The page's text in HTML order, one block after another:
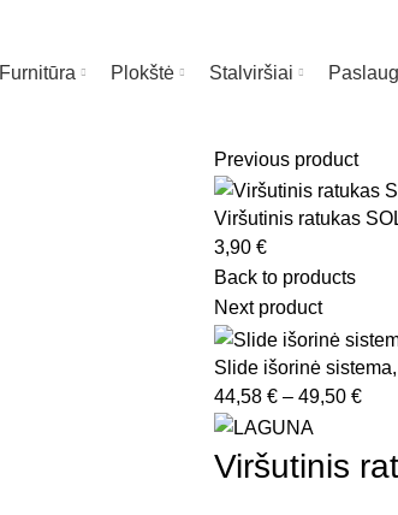
Furnitūra Plokštė Stalviršiai
Previous product
Viršutinis ratukas
3,90 €
Back to products
Next product
Slide išorinė
44,58 € – 49,50 €Price
Viršutinis